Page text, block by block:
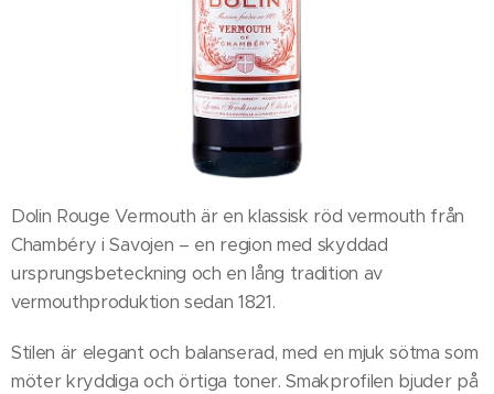
Dolin Rouge Vermouth är en klassisk röd vermouth från
Chambéry i Savojen – en region med skyddad
ursprungsbeteckning och en lång tradition av
vermouthproduktion sedan 1821.
Stilen är elegant och balanserad, med en mjuk sötma som
möter kryddiga och örtiga toner. Smakprofilen bjuder på